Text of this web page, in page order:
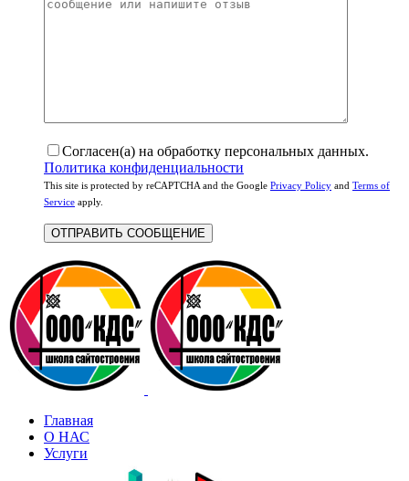
Согласен(а) на обработку персональных данных.
Политика конфиденциальности
This site is protected by reCAPTCHA and the Google Privacy Policy and Terms of
Service apply.
Главная
О НАС
Услуги